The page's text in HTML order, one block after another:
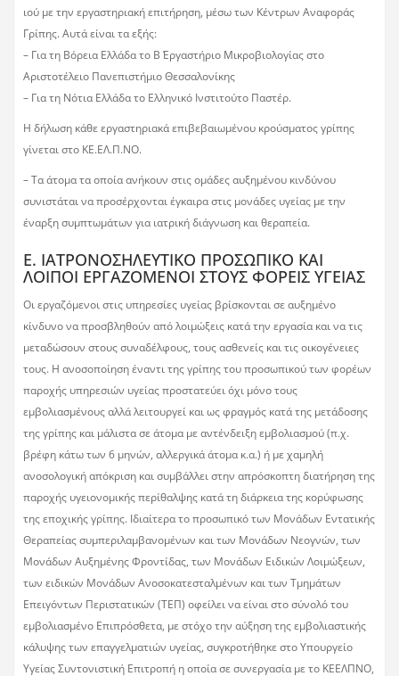
ιού με την εργαστηριακή επιτήρηση, μέσω των Κέντρων Αναφοράς
Γρίπης. Αυτά είναι τα εξής:
– Για τη Βόρεια Ελλάδα το Β΄ Εργαστήριο Μικροβιολογίας στο
Αριστοτέλειο Πανεπιστήμιο Θεσσαλονίκης
– Για τη Νότια Ελλάδα το Ελληνικό Ινστιτούτο Παστέρ.
Η δήλωση κάθε εργαστηριακά επιβεβαιωμένου κρούσματος γρίπης
γίνεται στο ΚΕ.ΕΛ.Π.ΝΟ.
– Τα άτομα τα οποία ανήκουν στις ομάδες αυξημένου κινδύνου
συνιστάται να προσέρχονται έγκαιρα στις μονάδες υγείας με την
έναρξη συμπτωμάτων για ιατρική διάγνωση και θεραπεία.
Ε. ΙΑΤΡΟΝΟΣΗΛΕΥΤΙΚΟ ΠΡΟΣΩΠΙΚΟ ΚΑΙ
ΛΟΙΠΟΙ ΕΡΓΑΖΟΜΕΝΟΙ ΣΤΟΥΣ ΦΟΡΕΙΣ ΥΓΕΙΑΣ
Οι εργαζόμενοι στις υπηρεσίες υγείας βρίσκονται σε αυξημένο
κίνδυνο να προσβληθούν από λοιμώξεις κατά την εργασία και να τις
μεταδώσουν στους συναδέλφους, τους ασθενείς και τις οικογένειες
τους. Η ανοσοποίηση έναντι της γρίπης του προσωπικού των φορέων
παροχής υπηρεσιών υγείας προστατεύει όχι μόνο τους
εμβολιασμένους αλλά λειτουργεί και ως φραγμός κατά της μετάδοσης
της γρίπης και μάλιστα σε άτομα με αντένδειξη εμβολιασμού (π.χ.
βρέφη κάτω των 6 μηνών, αλλεργικά άτομα κ.α.) ή με χαμηλή
ανοσολογική απόκριση και συμβάλλει στην απρόσκοπτη διατήρηση της
παροχής υγειονομικής περίθαλψης κατά τη διάρκεια της κορύφωσης
της εποχικής γρίπης. Ιδιαίτερα το προσωπικό των Μονάδων Εντατικής
Θεραπείας συμπεριλαμβανομένων και των Μονάδων Νεογνών, των
Μονάδων Αυξημένης Φροντίδας, των Μονάδων Ειδικών Λοιμώξεων,
των ειδικών Μονάδων Ανοσοκατεσταλμένων και των Τμημάτων
Επειγόντων Περιστατικών (ΤΕΠ) οφείλει να είναι στο σύνολό του
εμβολιασμένο Επιπρόσθετα, με στόχο την αύξηση της εμβολιαστικής
κάλυψης των επαγγελματιών υγείας, συγκροτήθηκε στο Υπουργείο
Υγείας Συντονιστική Επιτροπή η οποία σε συνεργασία με το ΚΕΕΛΠΝΟ,